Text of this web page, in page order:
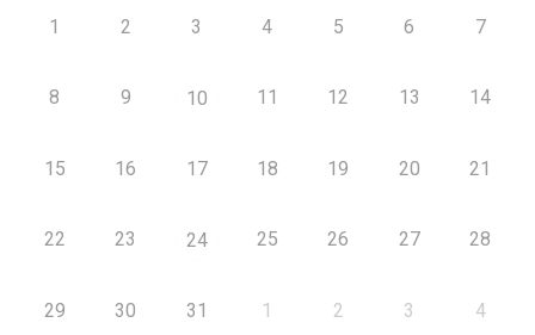
1 2 3 4 5 6 7
8 9 10 11 12 13 14
15 16 17 18 19 20 21
22 23 24 25 26 27 28
29 30 31 1 2 3 4